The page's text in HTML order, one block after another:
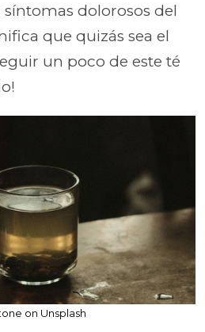
dolorosos del
que quizás sea el
un poco de este té
on Unsplash